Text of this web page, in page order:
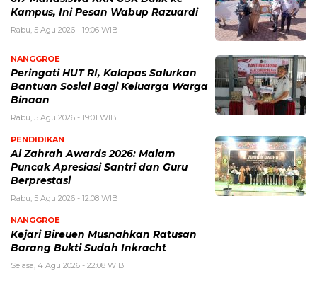
Kampus, Ini Pesan Wabup Razuardi
Rabu, 5 Agu 2026 - 19:06 WIB
NANGGROE
Peringati HUT RI, Kalapas Salurkan
Bantuan Sosial Bagi Keluarga Warga
Binaan
Rabu, 5 Agu 2026 - 19:01 WIB
PENDIDIKAN
Al Zahrah Awards 2026: Malam
Puncak Apresiasi Santri dan Guru
Berprestasi
Rabu, 5 Agu 2026 - 12:08 WIB
NANGGROE
Kejari Bireuen Musnahkan Ratusan
Barang Bukti Sudah Inkracht
Selasa, 4 Agu 2026 - 22:08 WIB